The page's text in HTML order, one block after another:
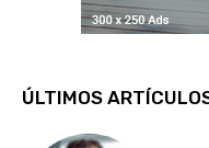
ÚLTIMOS